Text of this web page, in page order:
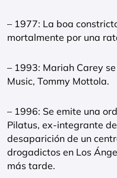
– 1977: La boa
mortalmente por una
– 1993: Mariah Carey
Music, Tommy Mottola.
– 1996: Se emite una
Pilatus, ex-integrante
desaparición de un
drogadictos en Los
más tarde.